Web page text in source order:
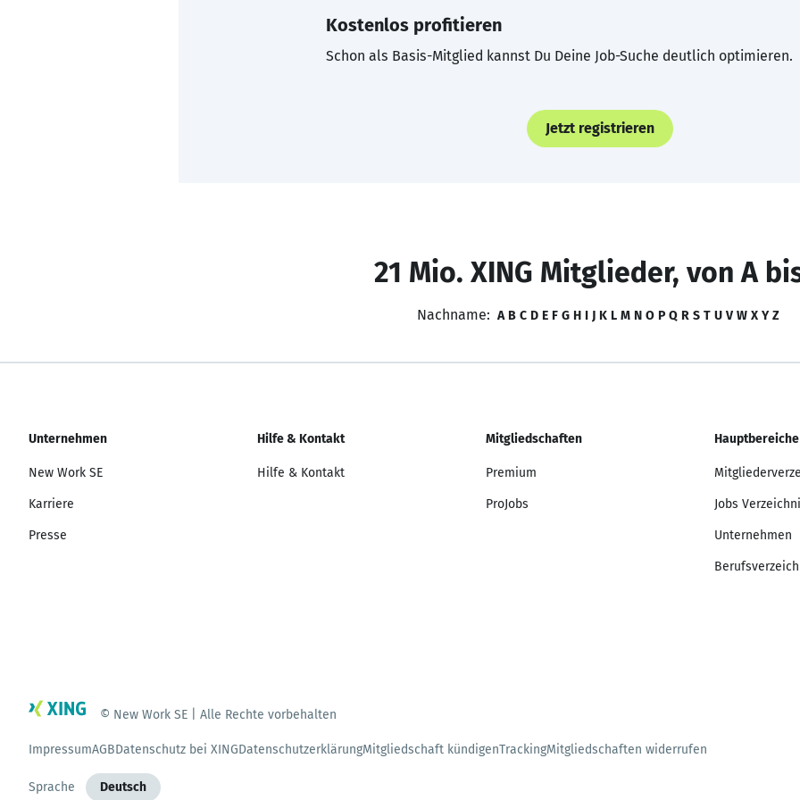
Kostenlos profitieren
Schon als Basis-Mitglied kannst Du Deine Job-Suche deutlich optimieren.
Jetzt registrieren
21 Mio. XING Mitglieder, von A
Nachname: A B C D E F G H I J K L M N O P Q R S T U V W X Y Z
Unternehmen
New Work SE
Karriere
Presse
Hilfe & Kontakt
Hilfe & Kontakt
Mitgliedschaften
Premium
ProJobs
Hauptbereiche
Jobs
Unternehmen
© New Work SE | Alle Rechte vorbehalten
ImpressumAGBDatenschutz bei XINGDatenschutzerklärungMitgliedschaft kündigenTrackingMitgliedschaften widerrufen
Sprache Deutsch